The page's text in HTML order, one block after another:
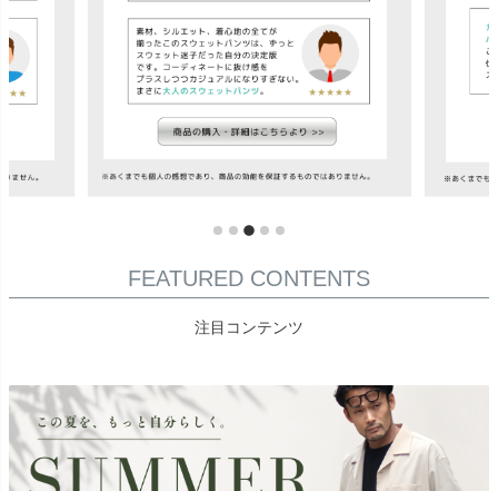
FEATURED CONTENTS
注目コンテンツ